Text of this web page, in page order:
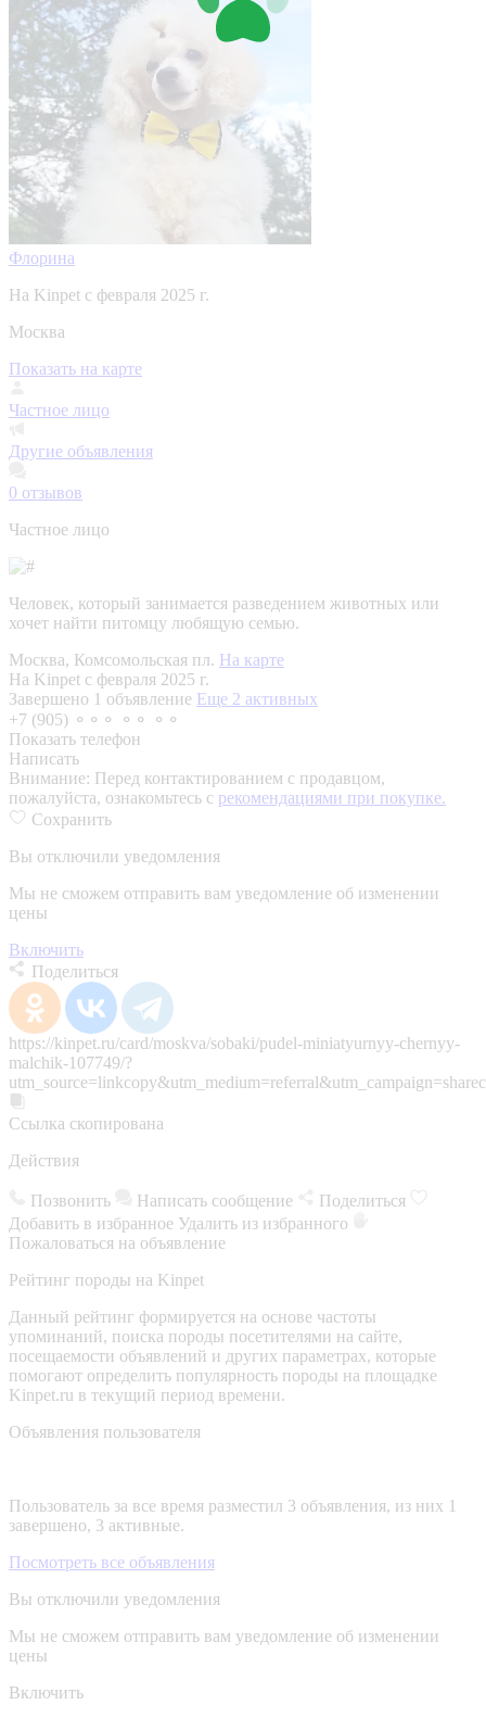
Флорина
На Kinpet c февраля 2025 г.
Москва
Показать на карте
Частное лицо
Другие объявления
0 отзывов
Частное лицо
Человек, который занимается разведением животных или
хочет найти питомцу любящую семью.
Москва, Комсомольская пл. На карте
На Kinpet c февраля 2025 г.
Завершено 1 объявление Еще 2 активных
+7 (905) ⚬⚬⚬ ⚬⚬ ⚬⚬
Показать телефон
Написать
Внимание: Перед контактированием с продавцом,
пожалуйста, ознакомьтесь с рекомендациями при покупке.
Сохранить
Вы отключили уведомления
Мы не сможем отправить вам уведомление об изменении
цены
Включить
Поделиться
https://kinpet.ru/card/moskva/sobaki/pudel-miniatyurnyy-chernyy-
malchik-107749/?
Ссылка скопирована
Действия
Позвонить Написать сообщение
Поделиться
Добавить в избранное Удалить из избранного
Пожаловаться на объявление
Рейтинг породы на Kinpet
Данный рейтинг формируется на основе частоты
упоминаний, поиска породы посетителями на сайте,
посещаемости объявлений и других параметрах, которые
помогают определить популярность породы на площадке
Kinpet.ru в текущий период времени.
Объявления пользователя
Пользователь за все время разместил 3 объявления, из них 1
завершено, 3 активные.
Посмотреть все объявления
Вы отключили уведомления
Мы не сможем отправить вам уведомление об изменении
цены
Включить